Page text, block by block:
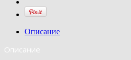
Описание
Описание